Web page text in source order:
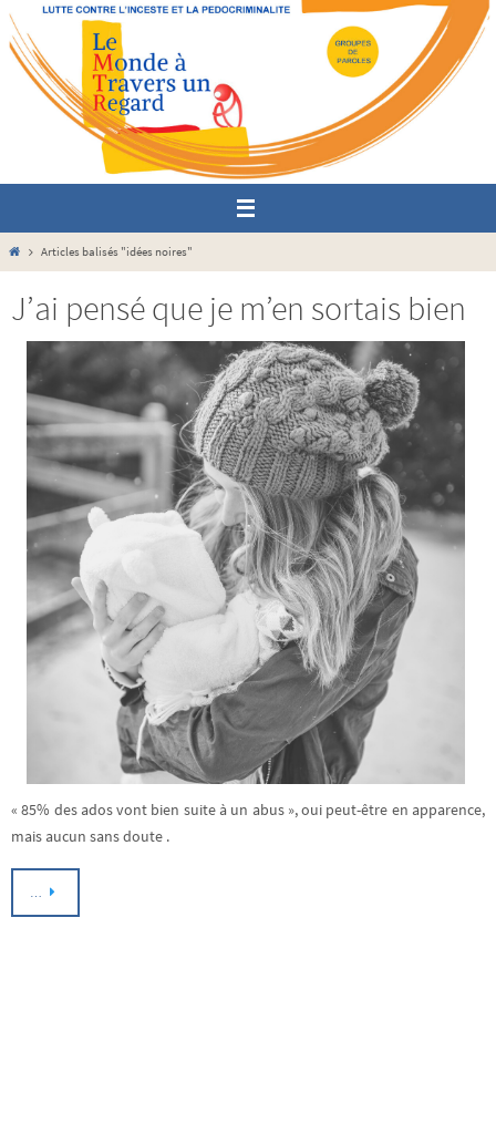
Passer
vers
contenu
HomeArticles balisés "idées noires"
J’ai pensé que je m’en sortais bien
« 85% des ados vont bien suite à un abus », oui peut-être en apparence,
mais aucun sans doute .
…